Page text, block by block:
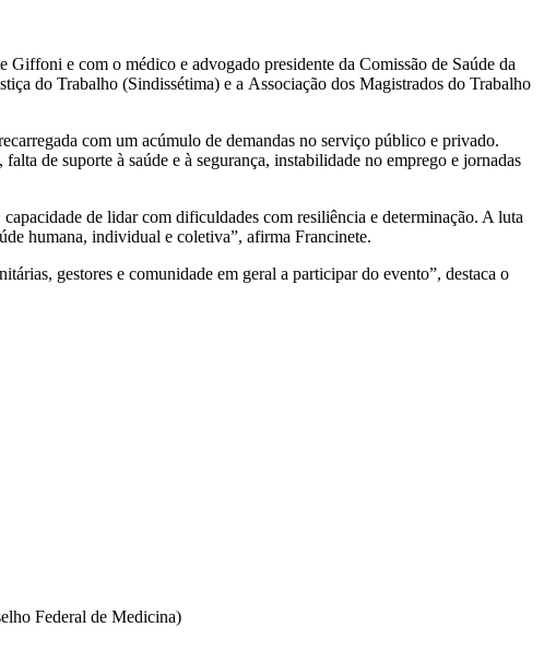
e com o médico e advogado presidente da Comissão de Saúde da
do Trabalho (Sindissétima) e a Associação dos Magistrados do Trabalho
com um acúmulo de demandas no serviço público e privado.
de suporte à saúde e à segurança, instabilidade no emprego e jornadas
de lidar com dificuldades com resiliência e determinação. A luta
humana, individual e coletiva”, afirma Francinete.
gestores e comunidade em geral a participar do evento”, destaca o
Federal de Medicina)